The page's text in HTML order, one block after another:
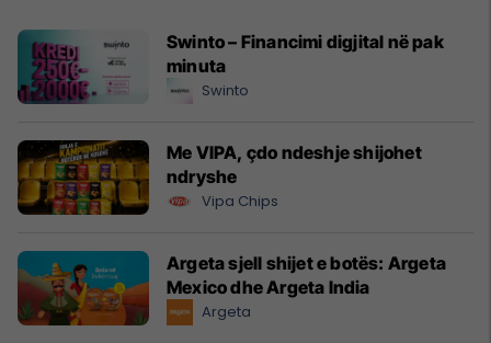
Swinto – Financimi digjital në pak
minuta
Swinto
Me VIPA, çdo ndeshje shijohet
ndryshe
Vipa Chips
Argeta sjell shijet e botës: Argeta
Mexico dhe Argeta India
Argeta